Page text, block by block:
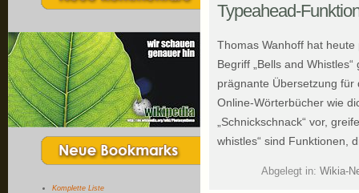
Komplette Liste
Typeahead-
Thomas Wanhoff hat
Begriff „Bells and
prägnante Übersetzung
Online-Wörterbücher wie
„Schnickschnack“ vor,
whistles“ sind Funktionen,
Abgelegt in: Wikia-